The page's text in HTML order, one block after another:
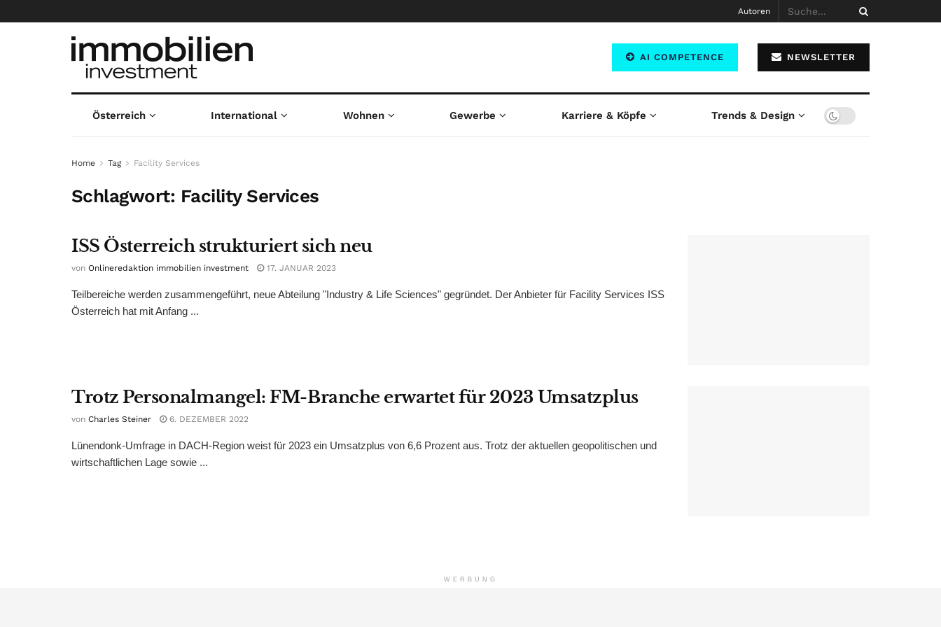
Autoren
AI COMPETENCE NEWSLETTER
Österreich International Wohnen Gewerbe Karriere & Köpfe Trends & Design
Home Tag Facility Services
Schlagwort: Facility Services
ISS Österreich strukturiert sich neu
von Onlineredaktion immobilien investment 17. JANUAR 2023
Teilbereiche werden zusammengeführt, neue Abteilung "Industry & Life Sciences" gegründet. Der Anbieter für Facility Services ISS
Österreich hat mit Anfang ...
Trotz Personalmangel: FM-Branche erwartet für 2023 Umsatzplus
von Charles Steiner 6. DEZEMBER 2022
Lünendonk-Umfrage in DACH-Region weist für 2023 ein Umsatzplus von 6,6 Prozent aus. Trotz der aktuellen geopolitischen und
wirtschaftlichen Lage sowie ...
WERBUNG